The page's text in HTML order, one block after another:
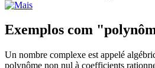
Exemplos com
Un nombre complexe est appelé
polynôme non nul à coefficients